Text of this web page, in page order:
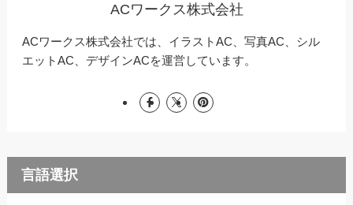
ACワークス株式会社
ACワークス株式会社では、イラストAC、写真AC、シル
エットAC、デザインACを運営しています。
言語選択